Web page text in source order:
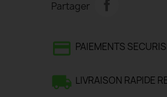
Partager
PAIEMENTS
LIVRAISON RAPIDE